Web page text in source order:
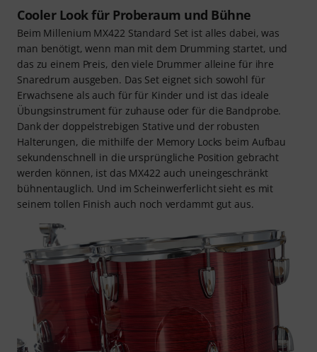
Cooler Look für Proberaum und Bühne
Beim Millenium MX422 Standard Set ist alles dabei, was
man benötigt, wenn man mit dem Drumming startet, und
das zu einem Preis, den viele Drummer alleine für ihre
Snaredrum ausgeben. Das Set eignet sich sowohl für
Erwachsene als auch für für Kinder und ist das ideale
Übungsinstrument für zuhause oder für die Bandprobe.
Dank der doppelstrebigen Stative und der robusten
Halterungen, die mithilfe der Memory Locks beim Aufbau
sekundenschnell in die ursprüngliche Position gebracht
werden können, ist das MX422 auch uneingeschränkt
bühnentauglich. Und im Scheinwerferlicht sieht es mit
seinem tollen Finish auch noch verdammt gut aus.